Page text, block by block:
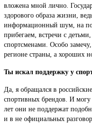
вложена мной лично.
здорового образа жизни,
информационный шум, на
прибегаем, встречи с
спортсменами. Особо
регионе страны, а хороших
Ты искал поддержку у
Да, я обращался в
спортивных брендов. И
лет они не поддержат
и в не официальных